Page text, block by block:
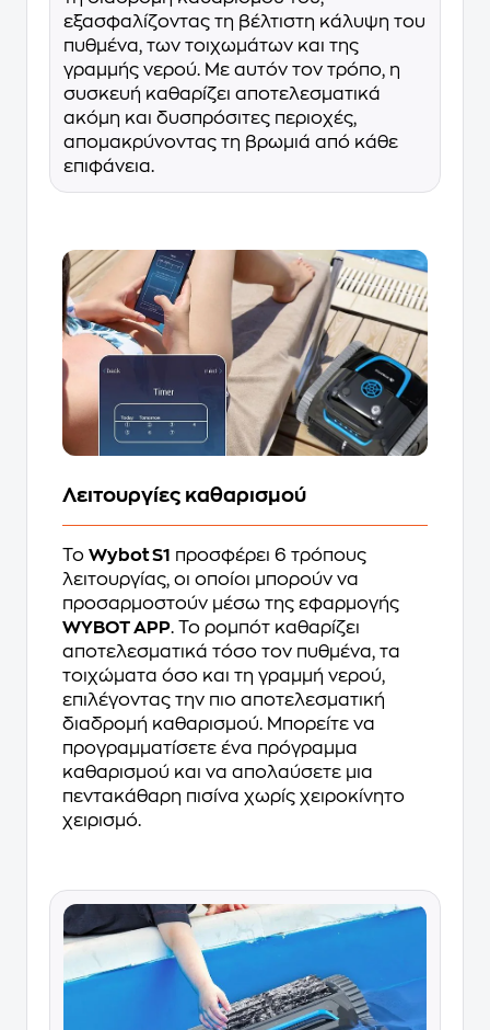
εξασφαλίζοντας τη βέλτιστη κάλυψη του
πυθμένα, των τοιχωμάτων και της
γραμμής νερού. Με αυτόν τον τρόπο, η
συσκευή καθαρίζει αποτελεσματικά
ακόμη και δυσπρόσιτες περιοχές,
απομακρύνοντας τη βρωμιά από κάθε
επιφάνεια.
Λειτουργίες καθαρισμού
Το Wybot S1 προσφέρει 6 τρόπους
λειτουργίας, οι οποίοι μπορούν να
προσαρμοστούν μέσω της εφαρμογής
WYBOT APP. Το ρομπότ καθαρίζει
αποτελεσματικά τόσο τον πυθμένα, τα
τοιχώματα όσο και τη γραμμή νερού,
επιλέγοντας την πιο αποτελεσματική
διαδρομή καθαρισμού. Μπορείτε να
προγραμματίσετε ένα πρόγραμμα
καθαρισμού και να απολαύσετε μια
πεντακάθαρη πισίνα χωρίς χειροκίνητο
χειρισμό.